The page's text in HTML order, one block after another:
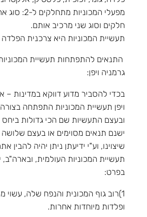
מפעלי המכוניות
חלקים וסוג שני מרכיב אותם.
תעשיית המכוניות היא צרכנית
התנאים להתפתחות תעשיית
גרמניה ויפן:
בכדי להסביר מדוע דווקא במדינות –
ויפן תעשיית המכוניות התפתחה
ובעצם התעשיות שם הכי גדולות
ישנם תנאים מסוימים או בעצם שלושה
שיצוינו, וע"י ידיעתן ניתן יהיה להבין
תעשיית המכוניות העולמית, ובארה"ב,
בפרט:
1)רוב גוף המכונית והנפח שלה, עשוי
ופלדות מיוחדות אחרות.